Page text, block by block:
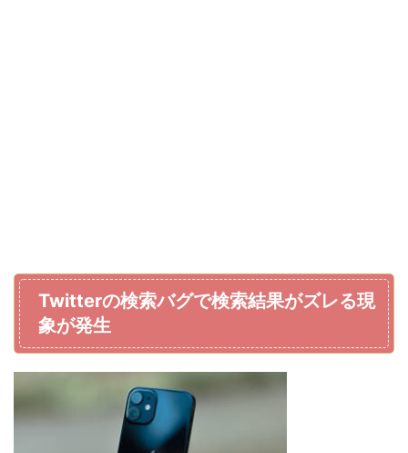
Twitterの検索バグで検索結果がズレる現
象が発生